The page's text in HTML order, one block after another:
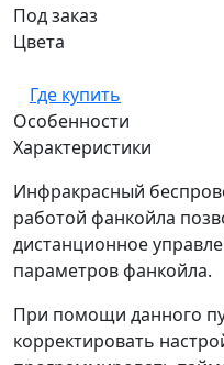
Под заказ
Цвета
Где купить
Особенности
Характеристики
Инфракрасный
работой фанкойла
дистанционное
параметров фанкойла.
При помощи данного
корректировать